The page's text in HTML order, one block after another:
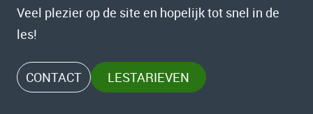
Veel plezier op de site en hopelijk tot snel in de
les!
CONTACT LESTARIEVEN